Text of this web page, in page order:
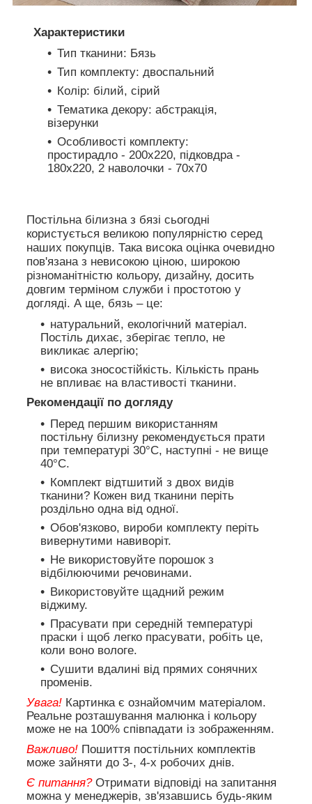
Характеристики
Тип тканини: Бязь
Тип комплекту: двоспальний
Колір: білий, сірий
Тематика декору: абстракція,
візерунки
Особливості комплекту:
простирадло - 200х220, підковдра -
180х220, 2 наволочки - 70х70
Постільна білизна з бязі сьогодні
користується великою популярністю серед
наших покупців. Така висока оцінка очевидно
пов'язана з невисокою ціною, широкою
різноманітністю кольору, дизайну, досить
довгим терміном служби і простотою у
догляді. А ще, бязь – це:
натуральний, екологічний матеріал.
Постіль дихає, зберігає тепло, не
викликає алергію;
висока зносостійкість. Кількість прань
не впливає на властивості тканини.
Рекомендації по догляду
Перед першим використанням
постільну білизну рекомендується прати
при температурі 30°C, наступні - не вище
40°C.
Комплект відтшитий з двох видів
тканини? Кожен вид тканини періть
роздільно одна від одної.
Обов'язково, вироби комплекту періть
вивернутими навиворіт.
Не використовуйте порошок з
відбілюючими речовинами.
Використовуйте щадний режим
віджиму.
Прасувати при середній температурі
праски і щоб легко прасувати, робіть це,
коли воно вологе.
Сушити вдалині від прямих сонячних
променів.
Увага! Картинка є ознайомчим матеріалом.
Реальне розташування малюнка і кольору
може не на 100% співпадати із зображенням.
Важливо! Пошиття постільних комплектів
може зайняти до 3-, 4-х робочих днів.
Є питання? Отримати відповіді на запитання
можна у менеджерів, зв'язавшись будь-яким